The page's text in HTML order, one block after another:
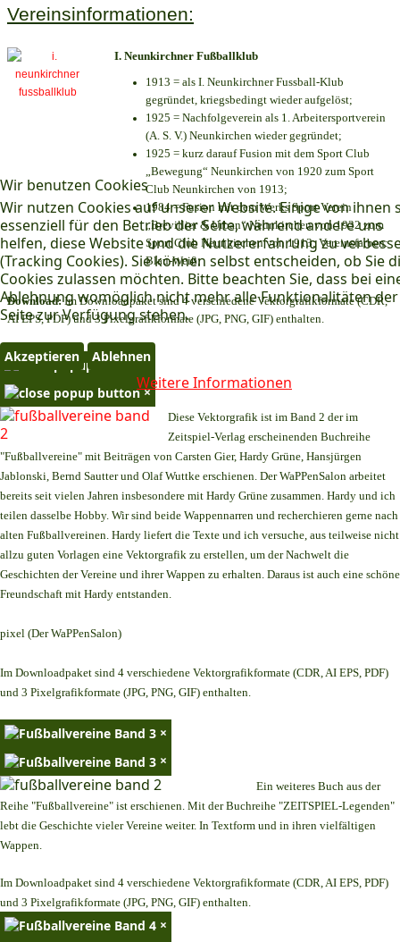
Wir benutzen Cookies
Wir nutzen Cookies auf unserer Website. Einige von ihnen
essenziell für den Betrieb der Seite, während andere uns
helfen, diese Website und die Nutzererfahrung zu
(Tracking Cookies). Sie können selbst entscheiden, ob Sie
Cookies zulassen möchten. Bitte beachten Sie, dass bei
Ablehnung womöglich nicht mehr alle Funktionalitäten der
Seite zur Verfügung stehen.
Akzeptieren Ablehnen
Weitere Informationen
Vereinsinformationen:
I. Neunkirchner Fußballklub
1913 = als I. Neunkirchner Fussball-Klub
gegründet, kriegsbedingt wieder aufgelöst;
1925 = Nachfolgeverein als 1. Arbeitersportverein
(A. S. V.) Neunkirchen wieder gegründet;
1925 = kurz darauf Fusion mit dem Sport Club
„Bewegung“ Neunkirchen von 1920 zum Sport
Club Neunkirchen von 1913;
1984 = Fusion mit dem Werks Sport Verein
„Brevillier & Urban“ Neunkirchen von 1932 zum
Sport Club Neunkirchen von 1913; Vereinsfarben:
Blau-Weiß;
Download:Im Downloadpaket sind 4 verschiedene Vektorgrafikformate (CDR,
AI EPS, PDF) und 3 Pixelgrafikformate (JPG, PNG, GIF) enthalten.
×
×
Diese Vektorgrafik ist im Band 2 der im
Zeitspiel-Verlag erscheinenden Buchreihe
"Fußballvereine" mit Beiträgen von Carsten Gier, Hardy Grüne, Hansjürgen
Jablonski, Bernd Sautter und Olaf Wuttke erschienen. Der WaPPenSalon arbeitet
bereits seit vielen Jahren insbesondere mit Hardy Grüne zusammen. Hardy und ich
teilen dasselbe Hobby. Wir sind beide Wappennarren und recherchieren gerne nach
alten Fußballvereinen. Hardy liefert die Texte und ich versuche, aus teilweise nicht
allzu guten Vorlagen eine Vektorgrafik zu erstellen, um der Nachwelt die
Geschichten der Vereine und ihrer Wappen zu erhalten. Daraus ist auch eine schöne
Freundschaft mit Hardy entstanden.
pixel (Der WaPPenSalon)
Im Downloadpaket sind 4 verschiedene Vektorgrafikformate (CDR, AI EPS, PDF)
und 3 Pixelgrafikformate (JPG, PNG, GIF) enthalten.
×
×
Ein weiteres Buch aus der
Reihe "Fußballvereine" ist erschienen. Mit der Buchreihe "ZEITSPIEL-Legenden"
lebt die Geschichte vieler Vereine weiter. In Textform und in ihren vielfältigen
Wappen.
Im Downloadpaket sind 4 verschiedene Vektorgrafikformate (CDR, AI EPS, PDF)
und 3 Pixelgrafikformate (JPG, PNG, GIF) enthalten.
×